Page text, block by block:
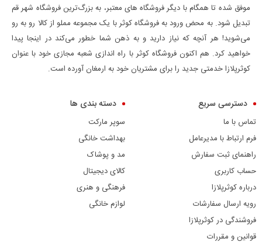
موفق شده تا همگام با دیگر فروشگاه های معتبر، به بزرگ‌ترین فروشگاه شهر قم
تبدیل شود. به محض ورود به فروشگاه کوثر با یک مجموعه مملو از کالا رو به رو
می‌شوید! هر آنچه که نیاز دارید و به ذهن شما خطور می‌کند در اینجا پیدا
خواهید کرد. هم اکنون فروشگاه کوثر با راه اندازی شعبه مجازی خود با عنوان
کوثرپلازا خدمتی جدید را برای مشتریان خود به ارمغان آورده است.
دسترسی سریع
تماس با ما
فرم ارتباط با مدیرعامل
راهنمای ثبت سفارش
حساب کاربری
درباره کوثرپلازا
رویه ارسال سفارشات
فروشندگی در کوثرپلازا
قوانین و مقررات
دسته بندی ها
سوپر مارکت
بهداشت خانگی
مد و پوشاک
کالای دیجیتال
فرهنگی و هنری
لوازم خانگی